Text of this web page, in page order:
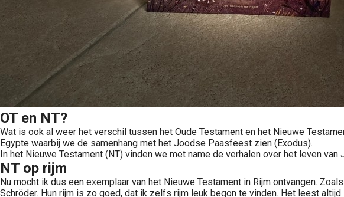
OT en NT?
Wat is ook al weer het verschil tussen het Oude Testament en het Nieuwe
Egypte waarbij we de samenhang met het Joodse Paasfeest zien (Exodus).
In het Nieuwe Testament (NT) vinden we met name de verhalen over het leven
NT op rijm
Nu mocht ik dus een exemplaar van het Nieuwe Testament in Rijm ontvangen.
Schröder. Hun rijm is zo goed, dat ik zelfs rijm leuk begon te vinden. Het leest